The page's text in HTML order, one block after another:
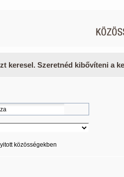
keresel. Szeretnéd kibővíteni a
közösségekben